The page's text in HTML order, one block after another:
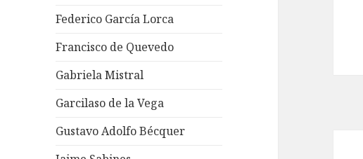
Federico García Lorca
Francisco de Quevedo
Gabriela Mistral
Garcilaso de la Vega
Gustavo Adolfo Bécquer